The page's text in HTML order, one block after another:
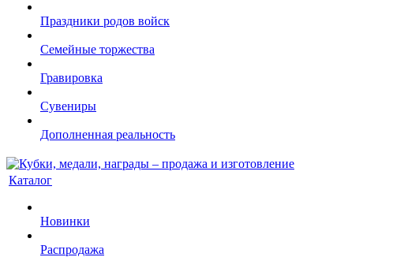
Праздники родов войск
Семейные торжества
Гравировка
Сувениры
Дополненная реальность
Каталог
Новинки
Распродажа